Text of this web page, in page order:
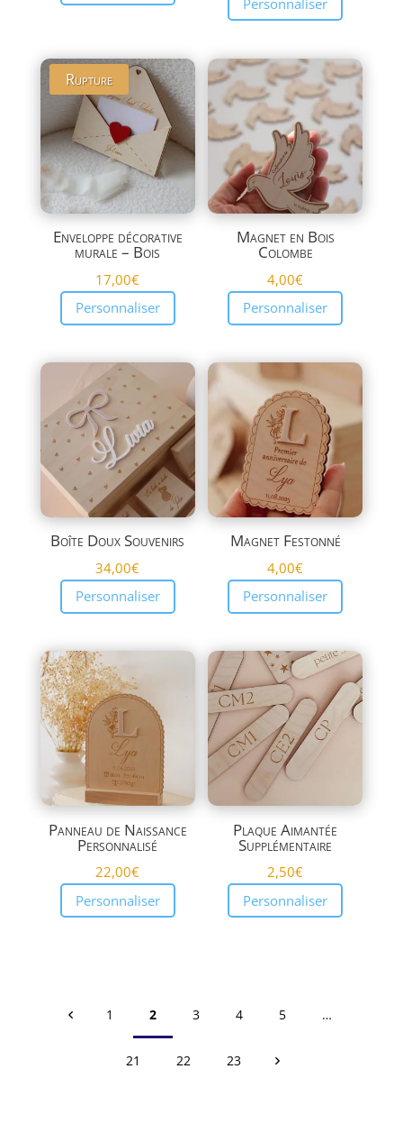
Rupture
Enveloppe décorative
murale – Bois
17,00€
Personnaliser
Magnet en Bois
Colombe
4,00€
Personnaliser
Boîte Doux Souvenirs
34,00€
Personnaliser
Magnet Festonné
4,00€
Personnaliser
Panneau de Naissance
Personnalisé
22,00€
Personnaliser
Plaque Aimantée
Supplémentaire
2,50€
Personnaliser
1 2 3 4 5 …
21 22 23